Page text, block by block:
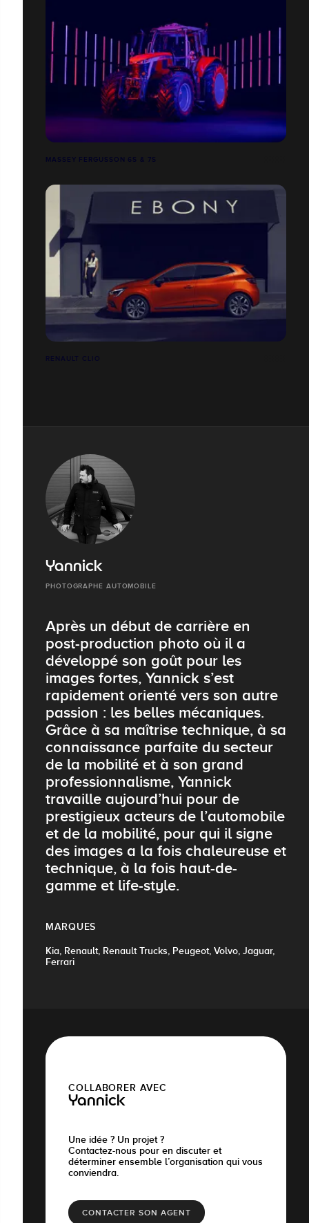
MASSEY FERGUSSON 6S & 7S
Yannick
PHOTOGRAPHE AUTOMOBILE
Après un début de carrière en
post-production photo où il a
développé son goût pour les
images fortes, Yannick s’est
rapidement orienté vers son autre
passion : les belles mécaniques.
Grâce à sa maîtrise technique, à sa
connaissance parfaite du secteur
de la mobilité et à son grand
professionnalisme, Yannick
travaille aujourd’hui pour de
prestigieux acteurs de l’automobile
et de la mobilité, pour qui il signe
des images a la fois chaleureuse et
technique, à la fois haut-de-
gamme et life-style.
MARQUES
Kia, Renault, Renault Trucks, Peugeot, Volvo, Jaguar,
Ferrari
COLLABORER AVEC
Yannick
Une idée ? Un projet ?
Contactez-nous pour en discuter et
déterminer ensemble l’organisation qui vous
conviendra.
CONTACTER SON AGENT